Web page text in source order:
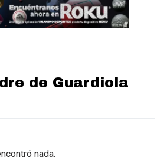
de Guardiola
nada.